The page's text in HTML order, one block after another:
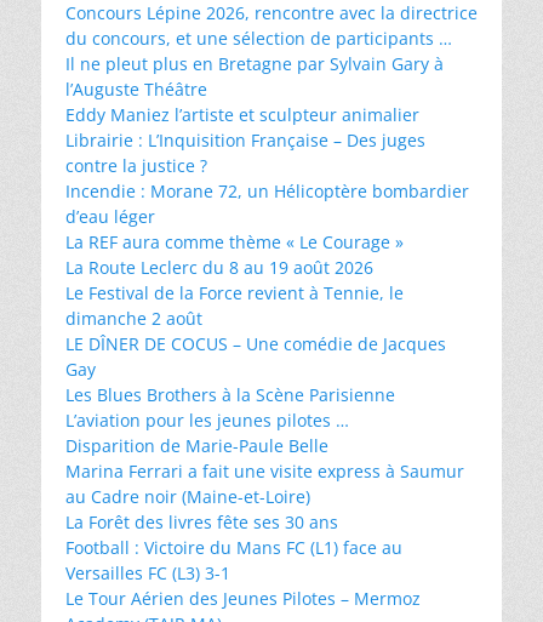
Concours Lépine 2026, rencontre avec la directrice
du concours, et une sélection de participants …
Il ne pleut plus en Bretagne par Sylvain Gary à
l’Auguste Théâtre
Eddy Maniez l’artiste et sculpteur animalier
Librairie : L’Inquisition Française – Des juges
contre la justice ?
Incendie : Morane 72, un Hélicoptère bombardier
d’eau léger
La REF aura comme thème « Le Courage »
La Route Leclerc du 8 au 19 août 2026
Le Festival de la Force revient à Tennie, le
dimanche 2 août
LE DÎNER DE COCUS – Une comédie de Jacques
Gay
Les Blues Brothers à la Scène Parisienne
L’aviation pour les jeunes pilotes …
Disparition de Marie-Paule Belle
Marina Ferrari a fait une visite express à Saumur
au Cadre noir (Maine-et-Loire)
La Forêt des livres fête ses 30 ans
Football : Victoire du Mans FC (L1) face au
Versailles FC (L3) 3-1
Le Tour Aérien des Jeunes Pilotes – Mermoz